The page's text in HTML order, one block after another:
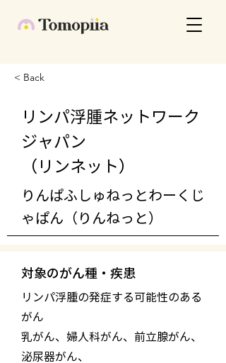
< Back
リンパ浮腫ネットワーク
ジャパン
（リンネット）
りんぱふしゅねっとわーくじ
ゃぱん（りんねっと）
対象のがん種・疾患
リンパ浮腫の発症する可能性のある
がん
乳がん、婦人科がん、前立腺がん、
泌尿器がん、